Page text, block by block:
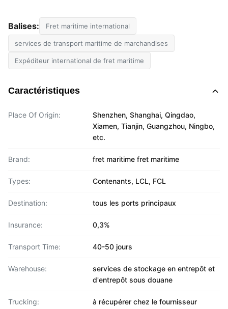
Balises: Fret maritime international
services de transport maritime de marchandises
Expéditeur international de fret maritime
Caractéristiques
Place Of Origin:
Shenzhen, Shanghai, Qingdao,
Xiamen, Tianjin, Guangzhou, Ningbo,
etc.
Brand: fret maritime fret maritime
Types: Contenants, LCL, FCL
Destination: tous les ports principaux
Insurance: 0,3%
Transport Time: 40-50 jours
Warehouse:
services de stockage en entrepôt et
d'entrepôt sous douane
Trucking: à récupérer chez le fournisseur